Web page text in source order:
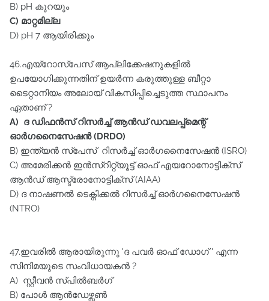
B) pH കുറയും
C) മാറ്റമില്ല
D) pH 7 ആയിരിക്കും
46.എയ്റോസ്പേസ്‌ ആപ്ലിക്കേഷനുകളിൽ
ഉപയോഗിക്കുന്നതിന്‌ ഉയർന്ന കരുത്തുള്ള ബീറ്റാ
ടൈറ്റാനിയം അലോയ്‌ വികസിപ്പിച്ചെടുത്ത സ്ഥാപനം
ഏതാണ്‌ ?
A) ദ ഡിഫൻസ്‌ റിസർച്ച്‌ ആൻഡ്‌ ഡവലപ്പ്മെന്റ്‌
ഓർഗനൈസേഷൻ (DRDO)
B) ഇന്ത്യൻ സ്പേസ് റിസർച്ച്‌ ഓർഗനൈസേഷൻ (ISRO)
C) അമേരിക്കൻ ഇൻസ്റിറ്റ്യൂട്ട്‌ ഓഫ്‌ എയറോനോട്ടിക്സ്‌
ആൻഡ്‌ ആസ്ട്രോനോട്ടിക്സ്‌ (AIAA)
D) ദ നാഷണൽ ടെക്നിക്കൽ റിസർച്ച്‌ ഓർഗനൈസേഷൻ
(NTRO)
47.ഇവരിൽ ആരായിരുന്നു 'ദ പവർ ഓഫ്‌ ഡോഗ്‌ ' എന്ന
സിനിമയുടെ സംവിധായകൻ ?
A) സ്റ്റീവൻ സ്പിൽബർഗ്‌
B) പോൾ ആൻഡേഴ്സൺ